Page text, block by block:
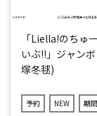
「Liella!のちゅ
いぶ!!」ジャン
塚冬毬)
予約 NEW 期